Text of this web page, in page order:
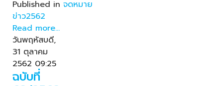
Published in จดหมาย
ข่าว2562
Read more...
วันพฤหัสบดี,
31 ตุลาคม
2562 09:25
ฉบับที่